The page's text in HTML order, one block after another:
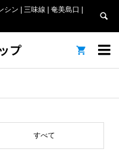
ン | 三味線 | 奄美島口 |

プ 
すべて